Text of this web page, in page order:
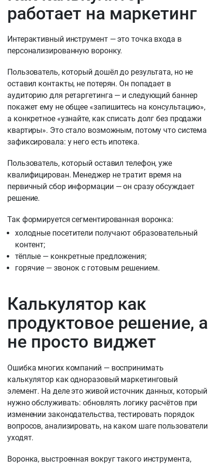
работает на маркетинг
Интерактивный инструмент — это точка входа в
персонализированную воронку.
Пользователь, который дошёл до результата, но не
оставил контакты, не потерян. Он попадает в
аудиторию для ретаргетинга — и следующий баннер
покажет ему не общее «запишитесь на консультацию»,
а конкретное «узнайте, как списать долг без продажи
квартиры». Это стало возможным, потому что система
зафиксировала: у него есть ипотека.
Пользователь, который оставил телефон, уже
квалифицирован. Менеджер не тратит время на
первичный сбор информации — он сразу обсуждает
решение.
Так формируется сегментированная воронка:
холодные посетители получают образовательный
контент;
тёплые — конкретные предложения;
горячие — звонок с готовым решением.
Калькулятор как
продуктовое решение, а
не просто виджет
Ошибка многих компаний — воспринимать
калькулятор как одноразовый маркетинговый
элемент. На деле это живой источник данных, который
нужно обслуживать: обновлять логику расчётов при
изменении законодательства, тестировать порядок
вопросов, анализировать, на каком шаге пользователи
уходят.
Воронка, выстроенная вокруг такого инструмента,